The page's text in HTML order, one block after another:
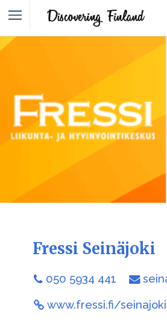
Fressi Seinäjoki
050 5934 441
www.fressi.fi/seinajoki